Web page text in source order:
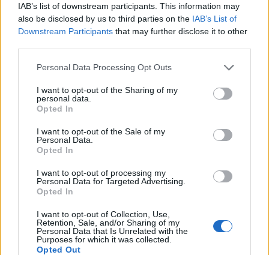
IAB’s list of downstream participants. This information may
also be disclosed by us to third parties on the IAB’s List of
Downstream Participants that may further disclose it to other
Personal Data Processing Opt Outs
I want to opt-out of the Sharing of my
personal data.
Opted In
I want to opt-out of the Sale of my
Personal Data.
Opted In
I want to opt-out of processing my
Personal Data for Targeted Advertising.
Opted In
I want to opt-out of Collection, Use,
Retention, Sale, and/or Sharing of my
Personal Data that Is Unrelated with the
Purposes for which it was collected.
Opted Out